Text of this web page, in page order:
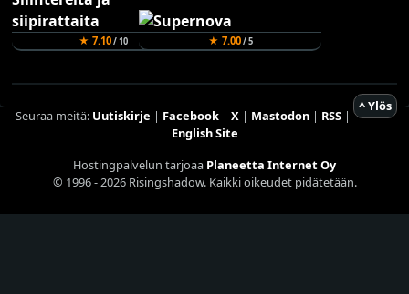
★ 7.10/ 10 ★ 7.00/ 5
^ Ylös
Seuraa meitä: Uutiskirje | Facebook| X| Mastodon| RSS|
English Site
Hostingpalvelun tarjoaa Planeetta Internet Oy
© 1996 - 2026 Risingshadow. Kaikki oikeudet pidätetään.